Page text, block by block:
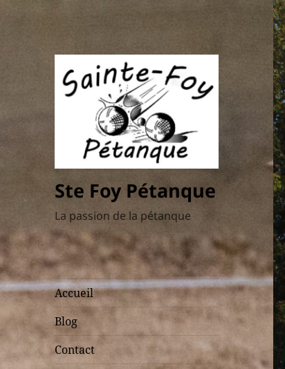
Ste Foy Pétanque
La passion de la pétanque
Accueil
Blog
Contact